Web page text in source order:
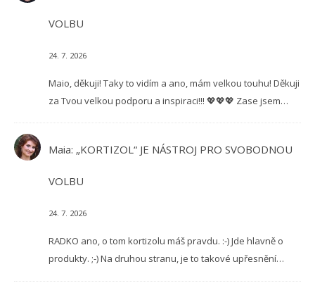
VOLBU
24. 7. 2026
Maio, děkuji! Taky to vidím a ano, mám velkou touhu! Děkuji
za Tvou velkou podporu a inspiraci!!! 💖💖💖 Zase jsem…
Maia: „KORTIZOL“ JE NÁSTROJ PRO SVOBODNOU
VOLBU
24. 7. 2026
RADKO ano, o tom kortizolu máš pravdu. :-) Jde hlavně o
produkty. ;-) Na druhou stranu, je to takové upřesnění…